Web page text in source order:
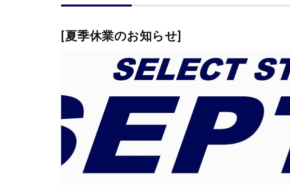
[夏季休業のお知らせ]